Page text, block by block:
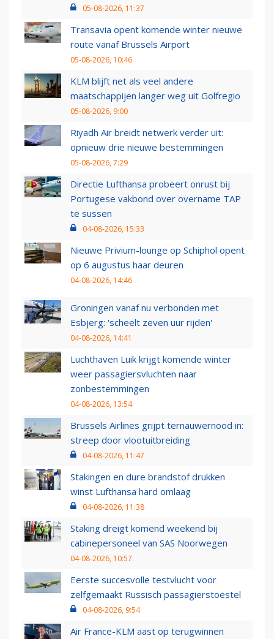
05-08-2026, 11:37
Transavia opent komende winter nieuwe
route vanaf Brussels Airport
05-08-2026, 10:46
KLM blijft net als veel andere
maatschappijen langer weg uit Golfregio
05-08-2026, 9:00
Riyadh Air breidt netwerk verder uit:
opnieuw drie nieuwe bestemmingen
05-08-2026, 7:29
Directie Lufthansa probeert onrust bij
Portugese vakbond over overname TAP
te sussen
04-08-2026, 15:33
Nieuwe Privium-lounge op Schiphol opent
op 6 augustus haar deuren
04-08-2026, 14:46
Groningen vanaf nu verbonden met
Esbjerg: 'scheelt zeven uur rijden'
04-08-2026, 14:41
Luchthaven Luik krijgt komende winter
weer passagiersvluchten naar
zonbestemmingen
04-08-2026, 13:54
Brussels Airlines grijpt ternauwernood in:
streep door vlootuitbreiding
04-08-2026, 11:47
Stakingen en dure brandstof drukken
winst Lufthansa hard omlaag
04-08-2026, 11:38
Staking dreigt komend weekend bij
cabinepersoneel van SAS Noorwegen
04-08-2026, 10:57
Eerste succesvolle testvlucht voor
zelfgemaakt Russisch passagierstoestel
04-08-2026, 9:54
Air France-KLM aast op terugwinnen